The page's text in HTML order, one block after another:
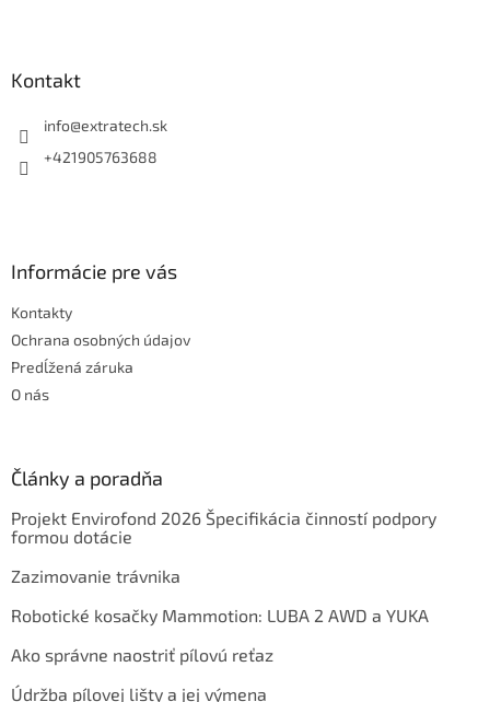
Kontakt
info@extratech.sk
+421905763688
Informácie pre vás
Kontakty
Ochrana osobných údajov
Predĺžená záruka
O nás
Články a poradňa
Projekt Envirofond 2026 Špecifikácia činností podpory
formou dotácie
Zazimovanie trávnika
Robotické kosačky Mammotion: LUBA 2 AWD a YUKA
Ako správne naostriť pílovú reťaz
Údržba pílovej lišty a jej výmena